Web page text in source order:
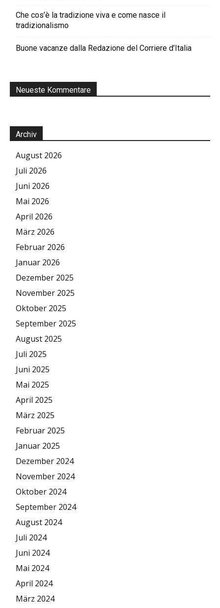
Che cos’è la tradizione viva e come nasce il
tradizionalismo
Buone vacanze dalla Redazione del Corriere d’Italia
Neueste Kommentare
Archiv
August 2026
Juli 2026
Juni 2026
Mai 2026
April 2026
März 2026
Februar 2026
Januar 2026
Dezember 2025
November 2025
Oktober 2025
September 2025
August 2025
Juli 2025
Juni 2025
Mai 2025
April 2025
März 2025
Februar 2025
Januar 2025
Dezember 2024
November 2024
Oktober 2024
September 2024
August 2024
Juli 2024
Juni 2024
Mai 2024
April 2024
März 2024